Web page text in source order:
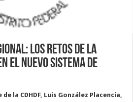
Los retos de la
el nuevo sistema de
la CDHDF, Luis González Placencia,